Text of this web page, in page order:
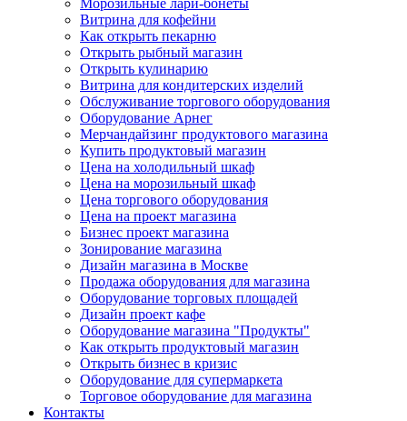
Морозильные лари-бонеты
Витрина для кофейни
Как открыть пекарню
Открыть рыбный магазин
Открыть кулинарию
Витрина для кондитерских изделий
Обслуживание торгового оборудования
Оборудование Арнег
Мерчандайзинг продуктового магазина
Купить продуктовый магазин
Цена на холодильный шкаф
Цена на морозильный шкаф
Цена торгового оборудования
Цена на проект магазина
Бизнес проект магазина
Зонирование магазина
Дизайн магазина в Москве
Продажа оборудования для магазина
Оборудование торговых площадей
Дизайн проект кафе
Оборудование магазина "Продукты"
Как открыть продуктовый магазин
Открыть бизнес в кризис
Оборудование для супермаркета
Торговое оборудование для магазина
Контакты